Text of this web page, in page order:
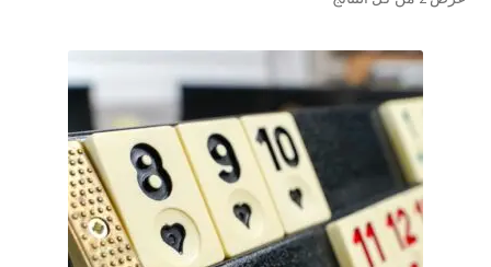
العربية